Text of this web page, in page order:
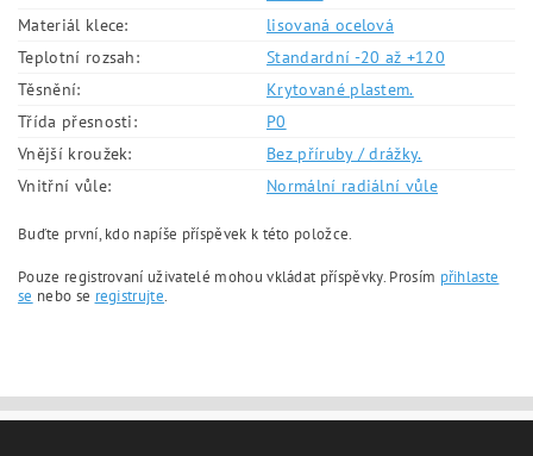
Materiál klece:
lisovaná ocelová
Teplotní rozsah:
Standardní -20 až +120
Těsnění:
Krytované plastem.
Třída přesnosti:
P0
Vnější kroužek:
Bez příruby / drážky.
Vnitřní vůle:
Normální radiální vůle
Buďte první, kdo napíše příspěvek k této položce.
Pouze registrovaní uživatelé mohou vkládat příspěvky. Prosím přihlaste
se nebo se registrujte.